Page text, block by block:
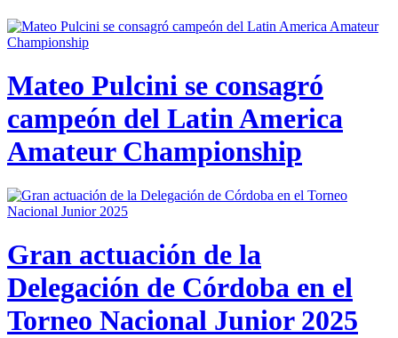
Mateo Pulcini se consagró
campeón del Latin America
Amateur Championship
Gran actuación de la
Delegación de Córdoba en el
Torneo Nacional Junior 2025